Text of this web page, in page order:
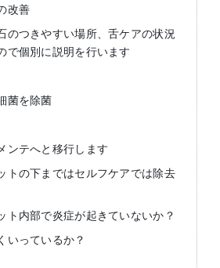
改善
のつきやすい場所、舌ケアの状況
で個別に説明を行います
菌を除菌
ンテへと移行します
トの下まではセルフケアでは除去
ト内部で炎症が起きていないか？
いっているか？